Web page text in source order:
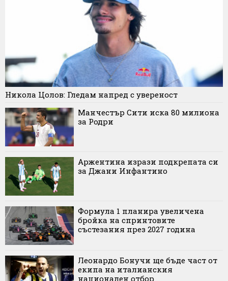
Никола Цолов: Гледам напред с увереност
Манчестър Сити иска 80 милиона
за Родри
Аржентина изрази подкрепата си
за Джани Инфантино
Формула 1 планира увеличена
бройка на спринтовите
състезания през 2027 година
Леонардо Бонучи ще бъде част от
екипа на италианския
национален отбор